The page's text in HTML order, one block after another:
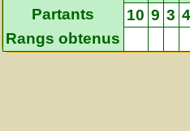
Partants
10 9 3 4
Rangs obtenus